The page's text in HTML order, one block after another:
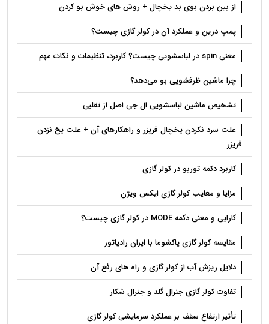
از بین بردن بوی بد یخچال + روش های خوش بو کردن
پمپ درین و عملکرد آن در کولر گازی چیست؟
معنی spin در لباسشویی چیست؟ کاربرد، تنظیمات و نکات مهم
چرا ماشین ظرفشویی بو می‌دهد؟
تشخیص ماشین لباسشویی ال جی اصل از تقلبی
علت سرد نکردن یخچال فریزر و راهکارهای آن + علت یخ نزدن
فریزر
کاربرد دکمه توربو در کولر گازی
مزایا و معایب کولر گازی ایکس ویژن
کارایی و معنی دکمه MODE در کولر گازی چیست؟
مقایسه کولر گازی پاکشوما با ایران رادیاتور
دلایل ریزش آب از کولر گازی و راه های رفع آن
تفاوت کولر گازی جنرال گلد و جنرال شکار
تأثیر ارتفاع سقف بر عملکرد سرمایشی کولر گازی